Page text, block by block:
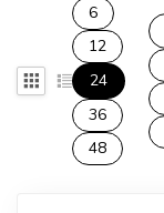
6
12
24
36
48